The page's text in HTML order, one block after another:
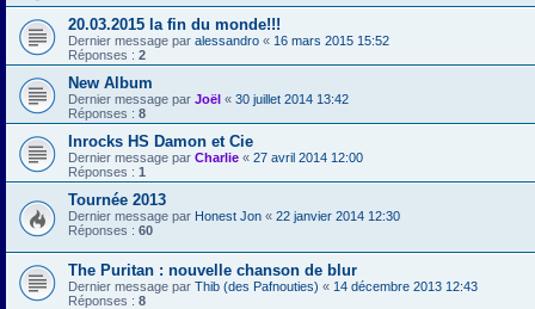
20.03.2015 la fin du monde!!!
Dernier message par alessandro « 16 mars 2015 15:52
Réponses : 2
New Album
Dernier message par Joël « 30 juillet 2014 13:42
Réponses : 8
Inrocks HS Damon et Cie
Dernier message par Charlie « 27 avril 2014 12:00
Réponses : 1
Tournée 2013
Dernier message par Honest Jon « 22 janvier 2014 12:30
Réponses : 60
The Puritan : nouvelle chanson de blur
Dernier message par Thib (des Pafnouties) « 14 décembre 2013 12:43
Réponses : 8